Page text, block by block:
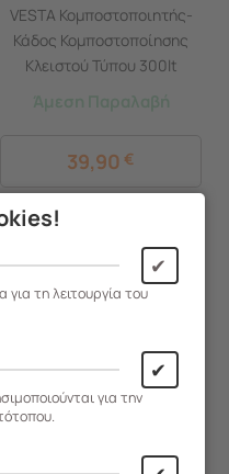
VESTA Κομποστοποιητής-
Κάδος Κομποστοποίησης
Κλειστού Τύπου 300lt
Πλαστικός Κήπου
Άμεση Παραλαβή
39,90 €
✔
τη λειτουργία του
✔
για την